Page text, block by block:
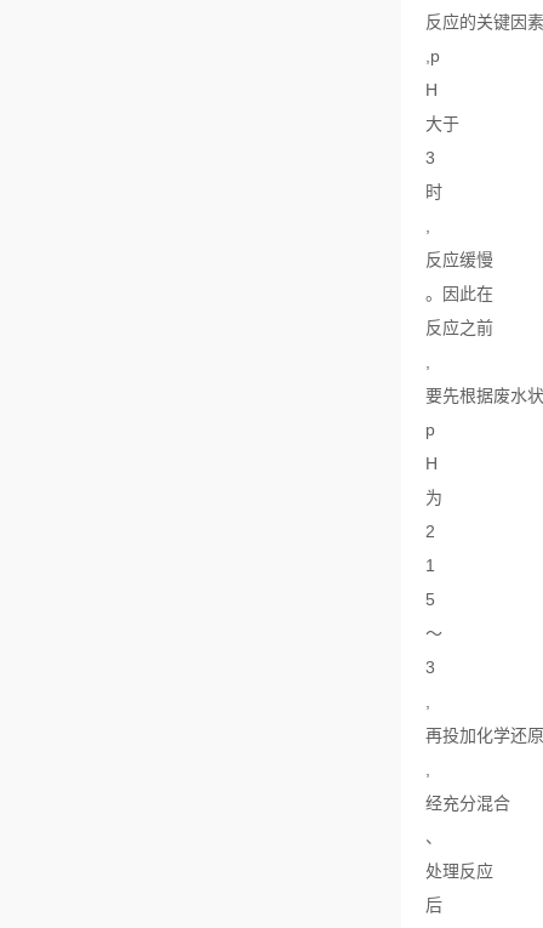
反应的关键因素
,p
H
大于
3
时
反应缓慢
。因此在
反应之前
要先根据废水
p
H
为
2
1
5
～
3
再投加化学还
经充分混合
、
处理反应
后